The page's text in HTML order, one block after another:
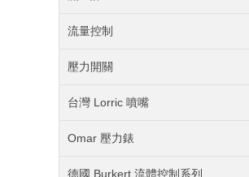
流量控制
壓力開關
台灣 Lorric 噴嘴
Omar 壓力錶
德國 Burkert 流體控制系列